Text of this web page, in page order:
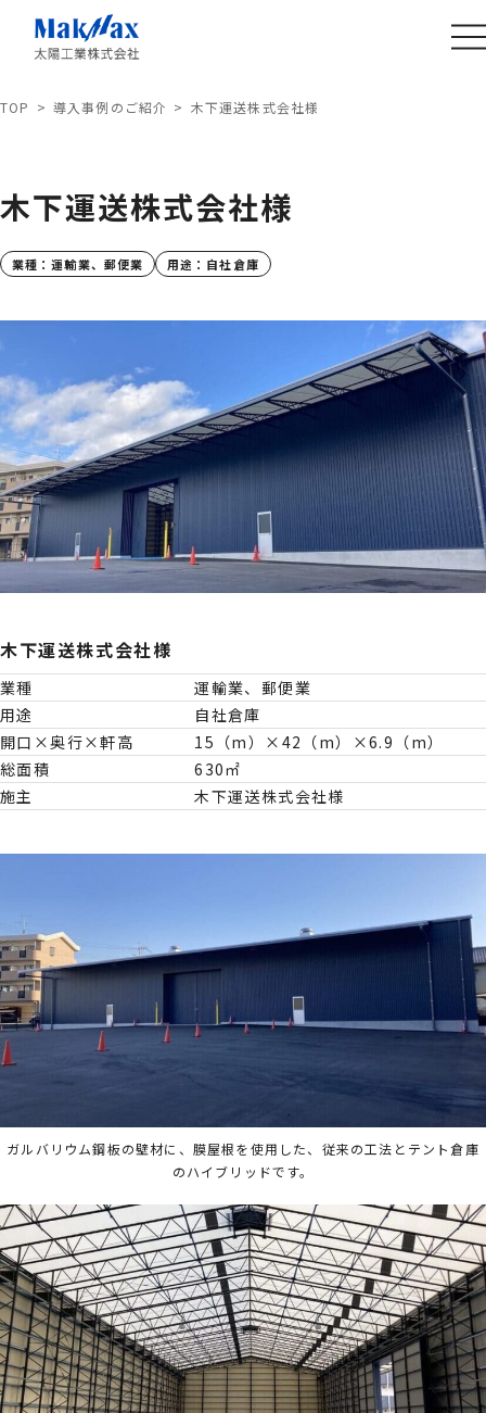
TOP 導入事例のご紹介 木下運送株式会社様
木下運送株式会社様
業種：運輸業、郵便業 用途： 自社倉庫
木下運送株式会社様
業種
運輸業、郵便業
用途
自社倉庫
開口×奥行×軒高
15（m）×42（m）×6.9（m）
総面積
630㎡
施主
木下運送株式会社様
ガルバリウム鋼板の壁材に、膜屋根を使用した、従来の工法とテント倉庫
のハイブリッドです。